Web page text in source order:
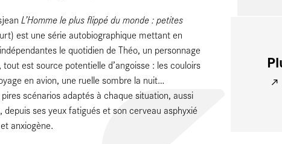
L’Homme le plus flippé du monde : petites
est une série autobiographique mettant en
le quotidien de Théo, un personnage
est source potentielle d’angoisse : les couloirs
en avion, une ruelle sombre la nuit…
scénarios adaptés à chaque situation, aussi
ses yeux fatigués et son cerveau asphyxié
anxiogène.